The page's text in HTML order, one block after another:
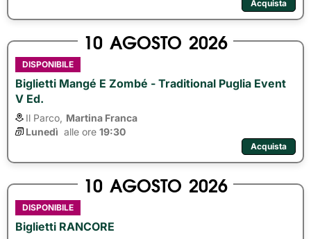
Acquista
10 AGOSTO 2026
DISPONIBILE
Biglietti Mangé E Zombé - Traditional Puglia Event
V Ed.
Il Parco, Martina Franca
Lunedì alle ore 19:30
Acquista
10 AGOSTO 2026
DISPONIBILE
Biglietti RANCORE